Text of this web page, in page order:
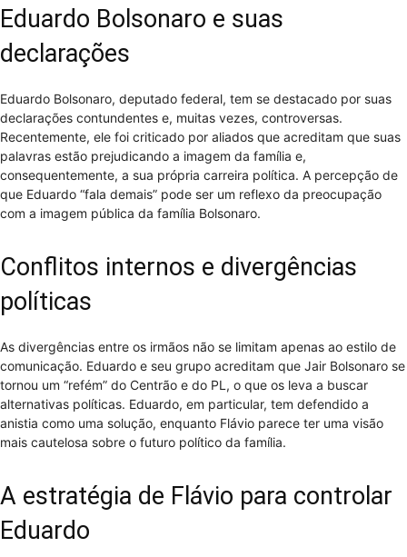
Eduardo Bolsonaro e suas
declarações
Eduardo Bolsonaro, deputado federal, tem se destacado por suas
declarações contundentes e, muitas vezes, controversas.
Recentemente, ele foi criticado por aliados que acreditam que suas
palavras estão prejudicando a imagem da família e,
consequentemente, a sua própria carreira política. A percepção de
que Eduardo “fala demais” pode ser um reflexo da preocupação
com a imagem pública da família Bolsonaro.
Conflitos internos e divergências
políticas
As divergências entre os irmãos não se limitam apenas ao estilo de
comunicação. Eduardo e seu grupo acreditam que Jair Bolsonaro se
tornou um “refém” do Centrão e do PL, o que os leva a buscar
alternativas políticas. Eduardo, em particular, tem defendido a
anistia como uma solução, enquanto Flávio parece ter uma visão
mais cautelosa sobre o futuro político da família.
A estratégia de Flávio para controlar
Eduardo